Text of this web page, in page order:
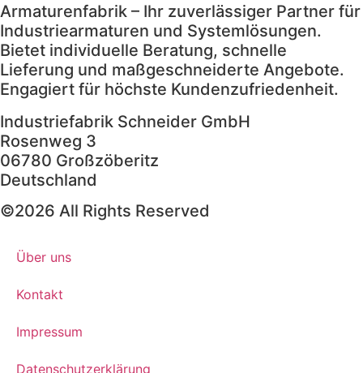
Armaturenfabrik – Ihr zuverlässiger Partner für
Industriearmaturen und Systemlösungen.
Bietet individuelle Beratung, schnelle
Lieferung und maßgeschneiderte Angebote.
Engagiert für höchste Kundenzufriedenheit.
Industriefabrik Schneider GmbH
Rosenweg 3
06780 Großzöberitz
Deutschland
©2026 All Rights Reserved
Über uns
Kontakt
Impressum
Datenschutzerklärung